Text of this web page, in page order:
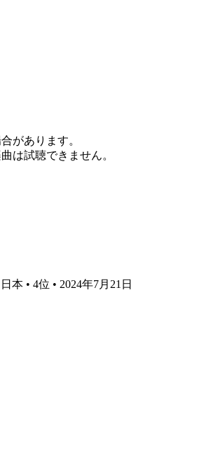
があります。
は試聴できません。
本 • 4位 • 2024年7月21日